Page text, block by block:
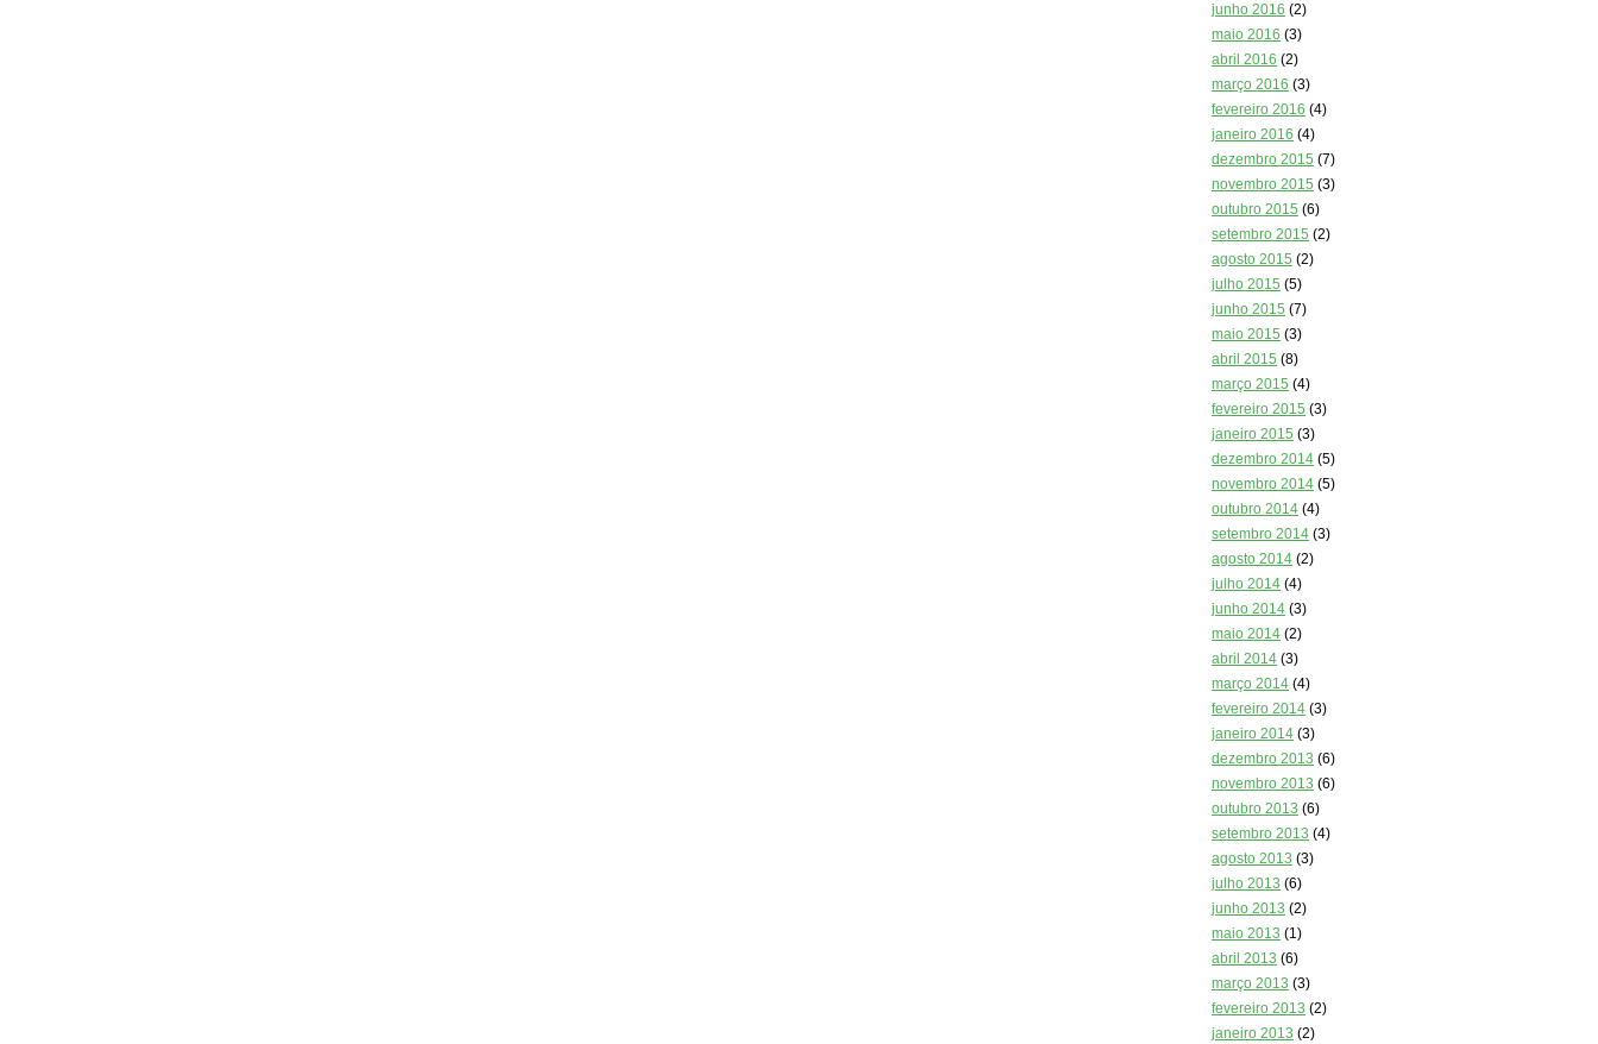
junho 2016 (2)
maio 2016 (3)
abril 2016 (2)
março 2016 (3)
fevereiro 2016 (4)
janeiro 2016 (4)
dezembro 2015 (7)
novembro 2015 (3)
outubro 2015 (6)
setembro 2015 (2)
agosto 2015 (2)
julho 2015 (5)
junho 2015 (7)
maio 2015 (3)
abril 2015 (8)
março 2015 (4)
fevereiro 2015 (3)
janeiro 2015 (3)
dezembro 2014 (5)
novembro 2014 (5)
outubro 2014 (4)
setembro 2014 (3)
agosto 2014 (2)
julho 2014 (4)
junho 2014 (3)
maio 2014 (2)
abril 2014 (3)
março 2014 (4)
fevereiro 2014 (3)
janeiro 2014 (3)
dezembro 2013 (6)
novembro 2013 (6)
outubro 2013 (6)
setembro 2013 (4)
agosto 2013 (3)
julho 2013 (6)
junho 2013 (2)
maio 2013 (1)
abril 2013 (6)
março 2013 (3)
fevereiro 2013 (2)
janeiro 2013 (2)